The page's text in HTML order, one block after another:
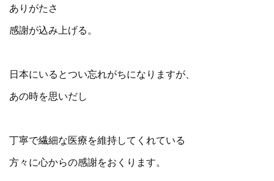
ありがたさ
感謝が込み上げる。
日本にいるとつい忘れがちになりますが、
あの時を思いだし
丁寧で繊細な医療を維持してくれている
方々に心からの感謝をおくります。